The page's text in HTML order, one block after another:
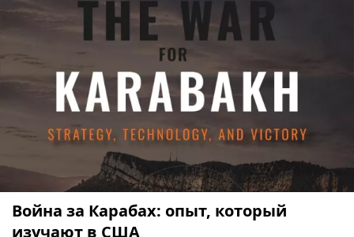
Война за Карабах: опыт, который
изучают в США